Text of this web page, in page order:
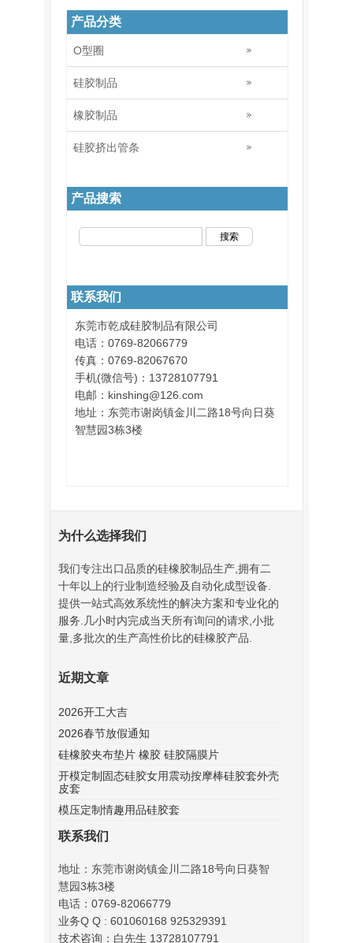
产品分类
O型圈
硅胶制品
橡胶制品
硅胶挤出管条
产品搜索
联系我们
东莞市乾成硅胶制品有限公司
电话：0769-82066779
传真：0769-82067670
手机(微信号)：13728107791
电邮：kinshing@126.com
地址：东莞市谢岗镇金川二路18号向日葵
智慧园3栋3楼
为什么选择我们
我们专注出口品质的硅橡胶制品生产,拥有二
十年以上的行业制造经验及自动化成型设备.
提供一站式高效系统性的解决方案和专业化的
服务.几小时内完成当天所有询问的请求,小批
量,多批次的生产高性价比的硅橡胶产品.
近期文章
2026开工大吉
2026春节放假通知
硅橡胶夹布垫片 橡胶 硅胶隔膜片
开模定制固态硅胶女用震动按摩棒硅胶套外壳
皮套
模压定制情趣用品硅胶套
联系我们
地址：东莞市谢岗镇金川二路18号向日葵智
慧园3栋3楼
电话：0769-82066779
业务Q Q : 601060168 925329391
技术咨询：白先生 13728107791